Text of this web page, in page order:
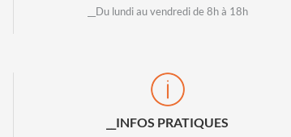
__Du lundi au vendredi de 8h à 18h
__INFOS PRATIQUES